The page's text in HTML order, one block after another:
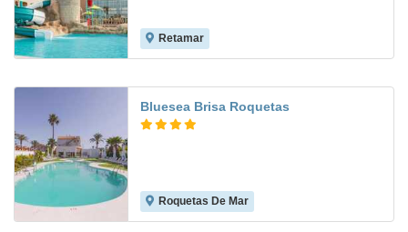
Retamar
Bluesea Brisa Roquetas
Roquetas De Mar